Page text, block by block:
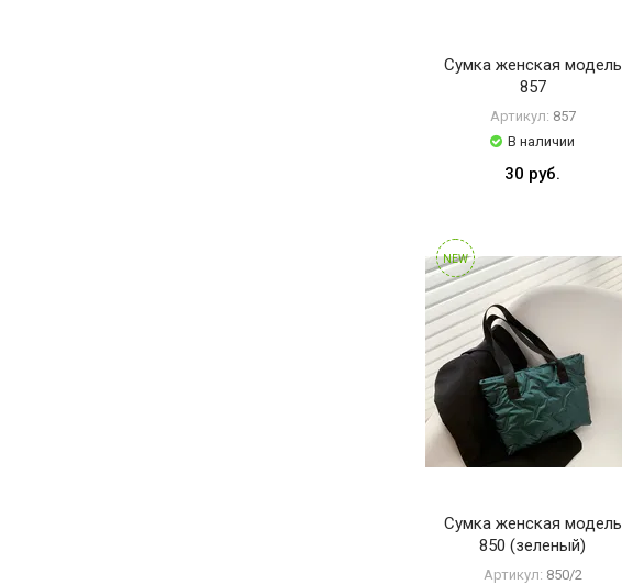
Сумка женская модель
857
Артикул: 857
В наличии
30 руб.
NEW
Сумка женская модель
850 (зеленый)
Артикул: 850/2